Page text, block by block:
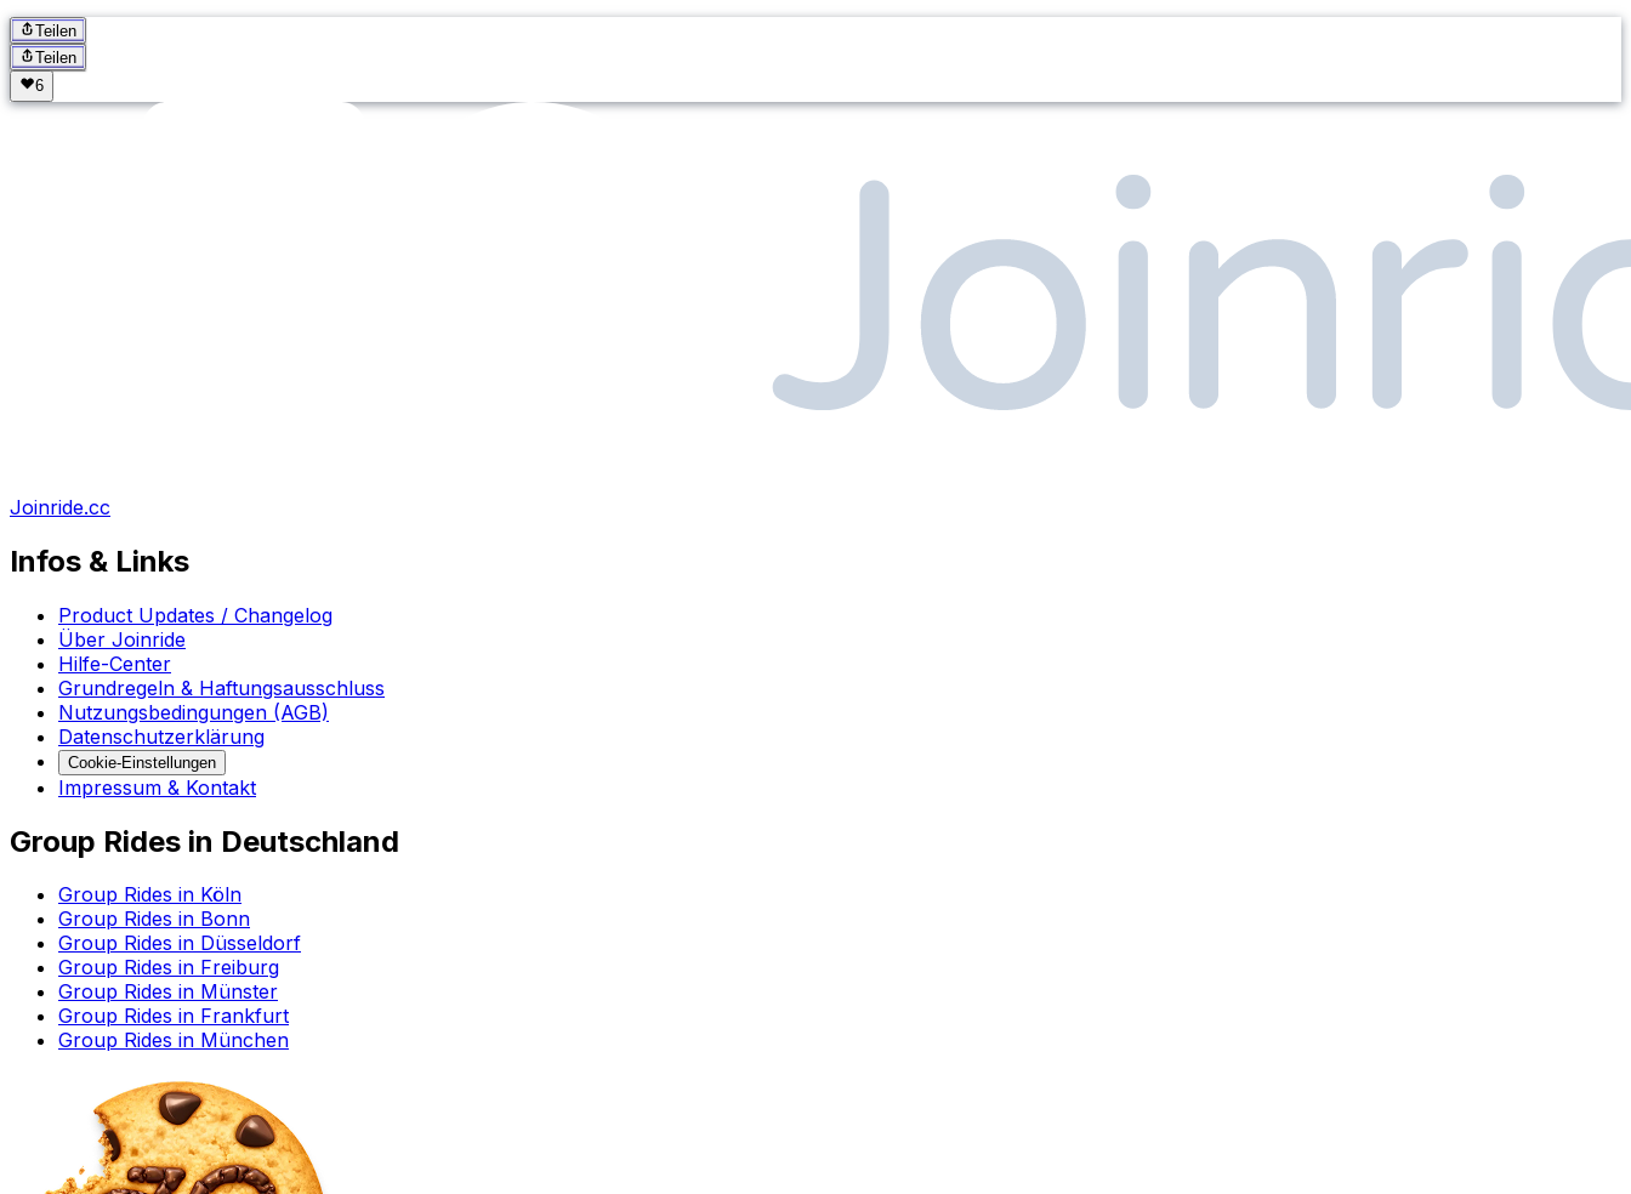
Teilen
Teilen
Joinride.cc
Infos & Links
Product Updates / Changelog
Über Joinride
Hilfe-Center
Grundregeln & Haftungsausschluss
Nutzungsbedingungen (AGB)
Datenschutzerklärung
Cookie-Einstellungen
Impressum & Kontakt
Group Rides in Deutschland
Group Rides in Köln
Group Rides in Bonn
Group Rides in Düsseldorf
Group Rides in Freiburg
Group Rides in Münster
Group Rides in Frankfurt
Group Rides in München